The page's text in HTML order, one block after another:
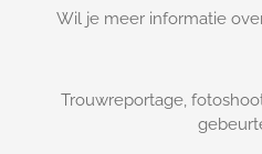
Wil je meer informatie
Trouwreportage,